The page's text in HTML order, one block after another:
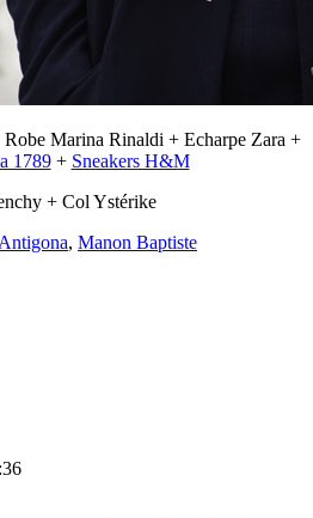
Robe Marina Rinaldi + Echarpe Zara +
1789+ Sneakers H&M
+ Col Ystérike
, Manon Baptiste